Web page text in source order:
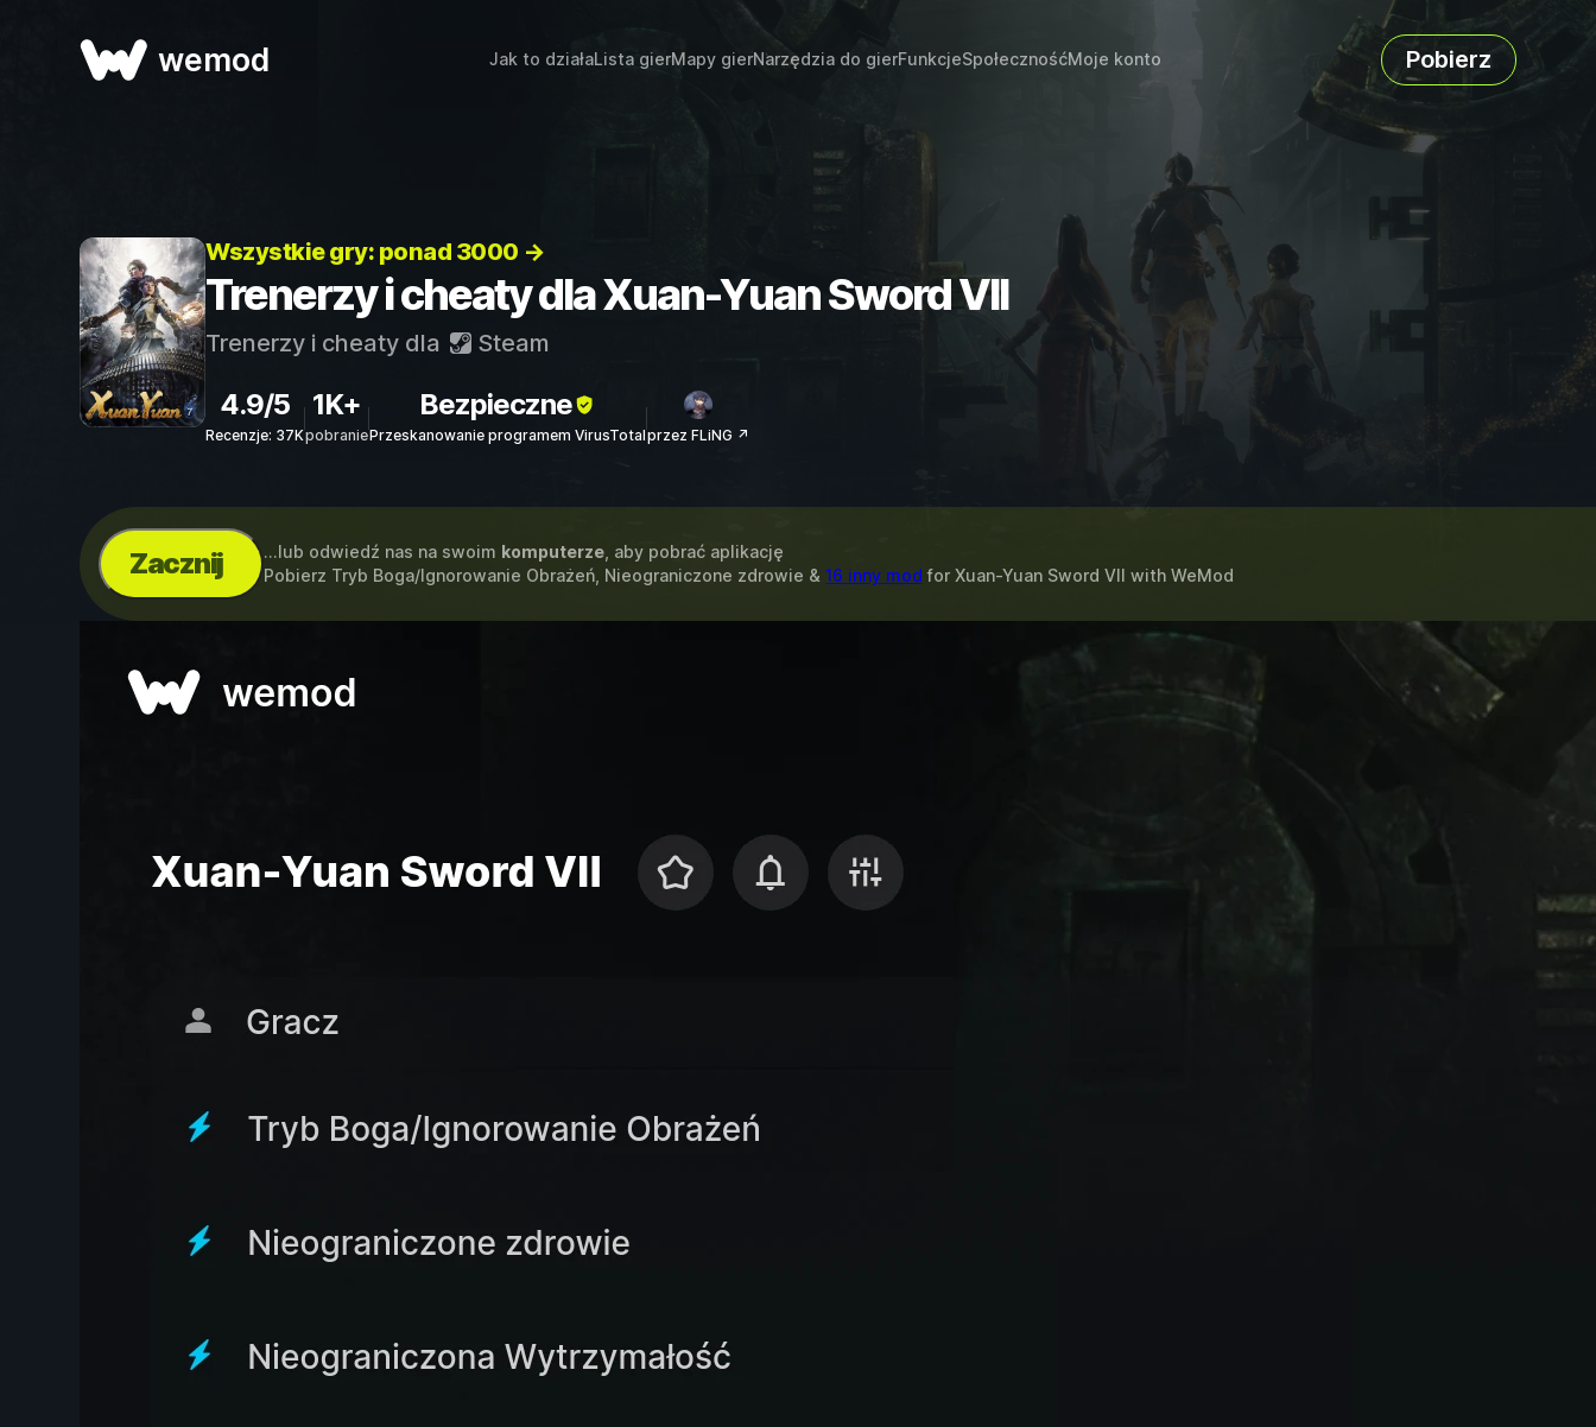
wemod Jak to działaLista gierMapy gierNarzędzia do gierFunkcjeSpołecznośćMoje konto Pobierz
Wszystkie gry: ponad 3000 →
Trenerzy i cheaty dla Xuan-Yuan Sword VII
Trenerzy i cheaty dla Steam
4.9/5
Recenzje: 37K
1K+
pobranie
Bezpieczne
Przeskanowanie programem VirusTotalprzez FLiNG ↗
Zacznij ...lub odwiedź nas na swoim komputerze, aby pobrać aplikację
Pobierz Tryb Boga/Ignorowanie Obrażeń, Nieograniczone zdrowie & 16 inny mod for Xuan-Yuan Sword VII with WeMod